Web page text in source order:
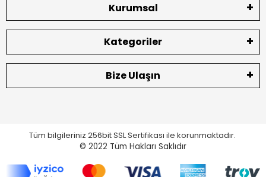
Kurumsal
Kategoriler
Bize Ulaşın
Tüm bilgileriniz 256bit SSL Sertifikası ile korunmaktadır.
© 2022 Tüm Hakları Saklıdır